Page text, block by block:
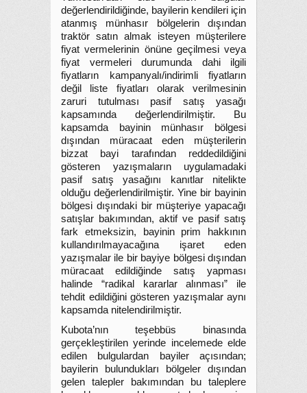
değerlendirildiğinde, bayilerin kendileri için
atanmış münhasır bölgelerin dışından
traktör satın almak isteyen müşterilere
fiyat vermelerinin önüne geçilmesi veya
fiyat vermeleri durumunda dahi ilgili
fiyatların kampanyalı/indirimli fiyatların
değil liste fiyatları olarak verilmesinin
zaruri tutulması pasif satış yasağı
kapsamında değerlendirilmiştir. Bu
kapsamda bayinin münhasır bölgesi
dışından müracaat eden müşterilerin
bizzat bayi tarafından reddedildiğini
gösteren yazışmaların uygulamadaki
pasif satış yasağını kanıtlar nitelikte
olduğu değerlendirilmiştir. Yine bir bayinin
bölgesi dışındaki bir müşteriye yapacağı
satışlar bakımından, aktif ve pasif satış
fark etmeksizin, bayinin prim hakkının
kullandırılmayacağına işaret eden
yazışmalar ile bir bayiye bölgesi dışından
müracaat edildiğinde satış yapması
halinde “radikal kararlar alınması” ile
tehdit edildiğini gösteren yazışmalar aynı
kapsamda nitelendirilmiştir.
Kubota’nın teşebbüs binasında
gerçekleştirilen yerinde incelemede elde
edilen bulgulardan bayiler açısından;
bayilerin bulundukları bölgeler dışından
gelen talepler bakımından bu taleplere